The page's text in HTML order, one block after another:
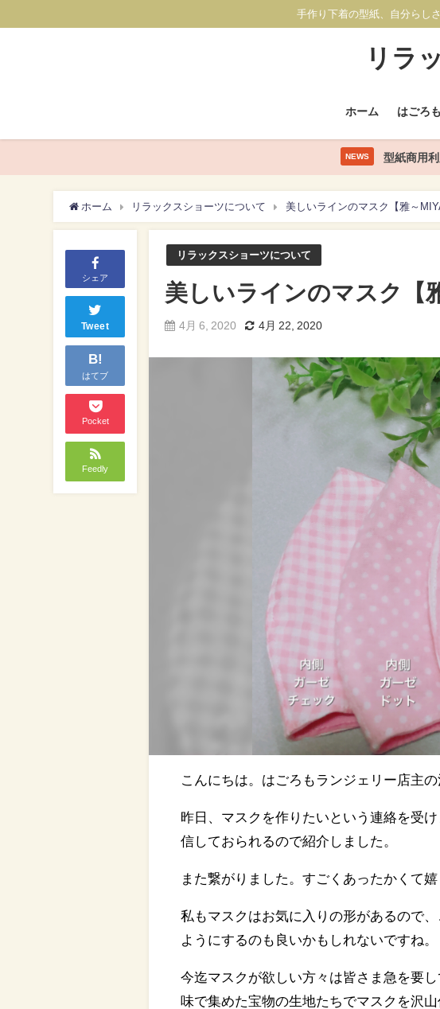
手作り下着の型紙、自分らし
リラ
ホーム はごろ
NEWS 型紙商用
ホーム リラックスショーツについて 美しいラインのマスク【雅～
シェア
Tweet
B!
はてブ
Pocket
Feedly
リラックスショーツについて
美しいラインのマスク【
4月 6, 2020 4月 22, 2020
こんにちは。はごろもランジェリー店主
昨日、マスクを作りたいという連絡を受
信しておられるので紹介しました。
また繋がりました。すごくあったかくて
私もマスクはお気に入りの形があるので
ようにするのも良いかもしれないですね。
今迄マスクが欲しい方々は皆さま急を要
味で集めた宝物の生地たちでマスクを沢山